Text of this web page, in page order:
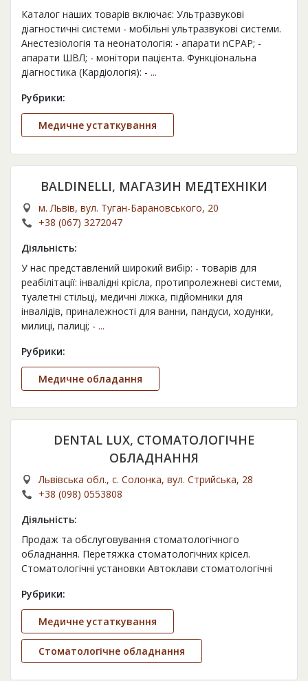
Каталог наших товарів включає: Ультразвукові
діагностичні системи - мобільні ультразвукові системи.
Анестезіологія та неонатологія: - апарати nСРАР; -
апарати ШВЛ; - монітори пацієнта. Функціональна
діагностика (Кардіологія): - ...
Рубрики:
Медичне устаткування
BALDINELLI, МАГАЗИН МЕДТЕХНІКИ
м. Львів, вул. Туган-Барановського, 20
+38 (067) 3272047
Діяльність:
У нас представлений широкий вибір: - товарів для
реабілітації: інвалідні крісла, протипролежневі системи,
туалетні стільці, медичні ліжка, підйомники для
інвалідів, приналежності для ванни, пандуси, ходунки,
милиці, палиці; - ...
Рубрики:
Медичне обладання
DENTAL LUX, СТОМАТОЛОГІЧНЕ
ОБЛАДНАННЯ
Львівська обл., с. Солонка, вул. Стрийська, 28
+38 (098) 0553808
Діяльність:
Продаж та обслуговування стоматологічного
обладнання. Перетяжка стоматологічних крісел.
Стоматологічні установки Автоклави стоматологічні
Рубрики:
Медичне устаткування
Стоматологічне обладнання